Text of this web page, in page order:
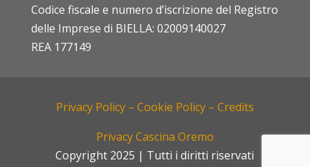
Codice fiscale e numero d’iscrizione del Registro
delle Imprese di BIELLA: 02009140027
REA 177149
Privacy Policy – Cookie Policy – Credits
Privacy Cascina Oremo
Copyright 2025 | Tutti i diritti riservati